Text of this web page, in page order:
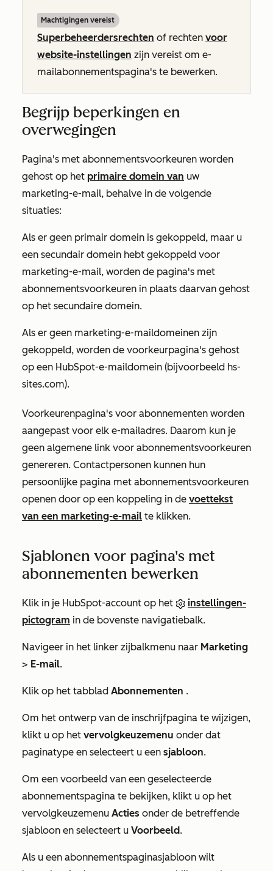
Machtigingen vereist
Superbeheerdersrechten of rechten voor
website-instellingen zijn vereist om e-
mailabonnementspagina's te bewerken.
Begrijp beperkingen en
overwegingen
Pagina's met abonnementsvoorkeuren worden
gehost op het primaire domein van uw
marketing-e-mail, behalve in de volgende
situaties:
Als er geen primair domein is gekoppeld, maar u
een secundair domein hebt gekoppeld voor
marketing-e-mail, worden de pagina's met
abonnementsvoorkeuren in plaats daarvan gehost
op het secundaire domein.
Als er geen marketing-e-maildomeinen zijn
gekoppeld, worden de voorkeurpagina's gehost
op een HubSpot-e-maildomein (bijvoorbeeld hs-
sites.com).
Voorkeurenpagina's voor abonnementen worden
aangepast voor elk e-mailadres. Daarom kun je
geen algemene link voor abonnementsvoorkeuren
genereren. Contactpersonen kunnen hun
persoonlijke pagina met abonnementsvoorkeuren
openen door op een koppeling in de voettekst
van een marketing-e-mail te klikken.
Sjablonen voor pagina's met
abonnementen bewerken
Klik in je HubSpot-account op het
instellingen-
pictogram in de bovenste navigatiebalk.
Navigeer in het linker zijbalkmenu naar Marketing
> E-mail.
Klik op het tabblad Abonnementen .
Om het ontwerp van de inschrijfpagina te wijzigen,
klikt u op het vervolgkeuzemenu onder dat
paginatype en selecteert u een sjabloon.
Om een voorbeeld van een geselecteerde
abonnementspagina te bekijken, klikt u op het
vervolgkeuzemenu Acties onder de betreffende
sjabloon en selecteert u Voorbeeld.
Als u een abonnementspaginasjabloon wilt